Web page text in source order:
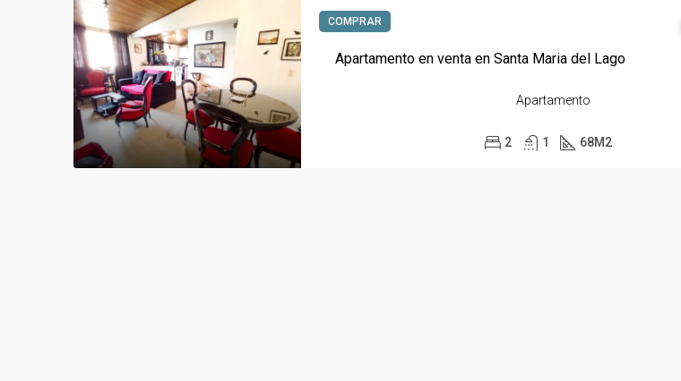
COMPRAR
Apartamento en venta en Santa Maria del Lago
Apartamento
2 1 68M2